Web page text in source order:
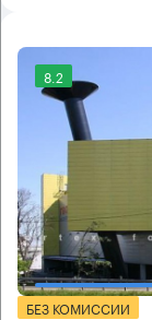
8.2
БЕЗ КОМИССИИ